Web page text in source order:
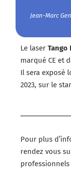
Jean-Marc
Le laserTango
marqué CE et
Il sera exposé
2023, sur le
Pour plus
rendez vous
professionnels